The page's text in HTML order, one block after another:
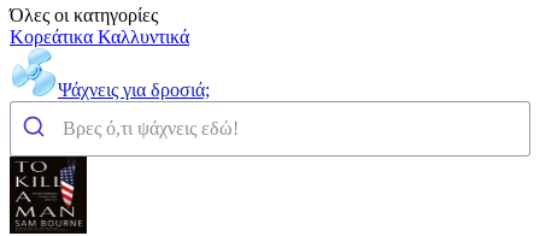
Όλες οι κατηγορίες
Κορεάτικα Καλλυντικά
Ψάχνεις για δροσιά;